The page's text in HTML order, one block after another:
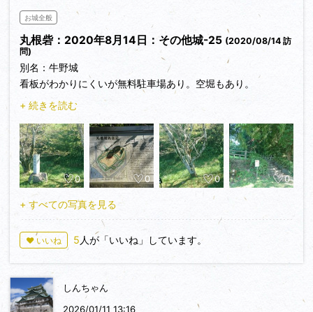
お城全般
丸根砦：2020年8月14日：その他城-25 (2020/08/14 訪
問)
別名：牛野城
看板がわかりにくいが無料駐車場あり。空堀もあり。
かつては、矢作川わきの急峻な崖の上のイメージ。
+ 続きを読む
0 0 0 0
+ すべての写真を見る
♥ いいね 5 人が「いいね」しています。
しんちゃん
2026/01/11 13:16